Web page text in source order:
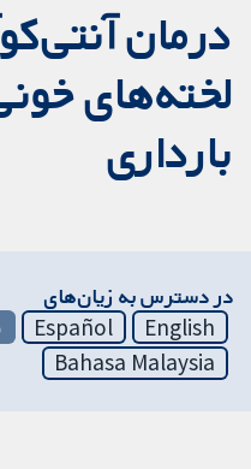
درمان
لخته‌های
بارداری
در دسترس به زیان‌های
English
Español
Bahasa Malaysia